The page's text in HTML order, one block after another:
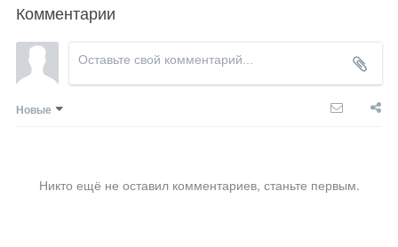
Комментарии
Новые
Никто ещё не оставил комментариев, станьте первым.